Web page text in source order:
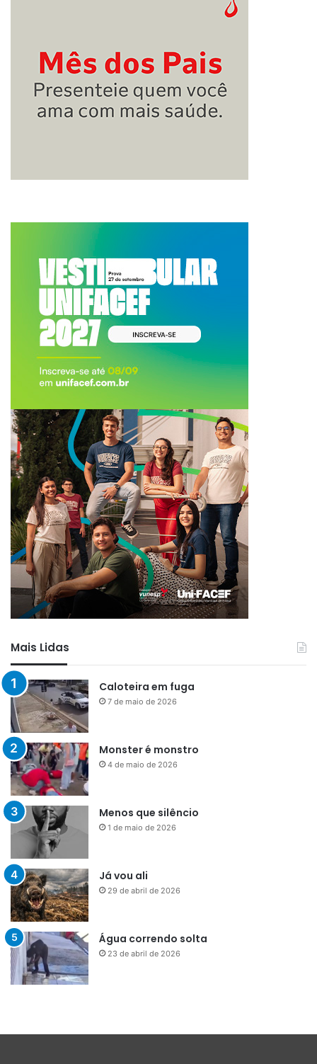
Mais Lidas
Caloteira em fuga
7 de maio de 2026
Monster é monstro
4 de maio de 2026
Menos que silêncio
1 de maio de 2026
Já vou ali
29 de abril de 2026
Água correndo solta
23 de abril de 2026